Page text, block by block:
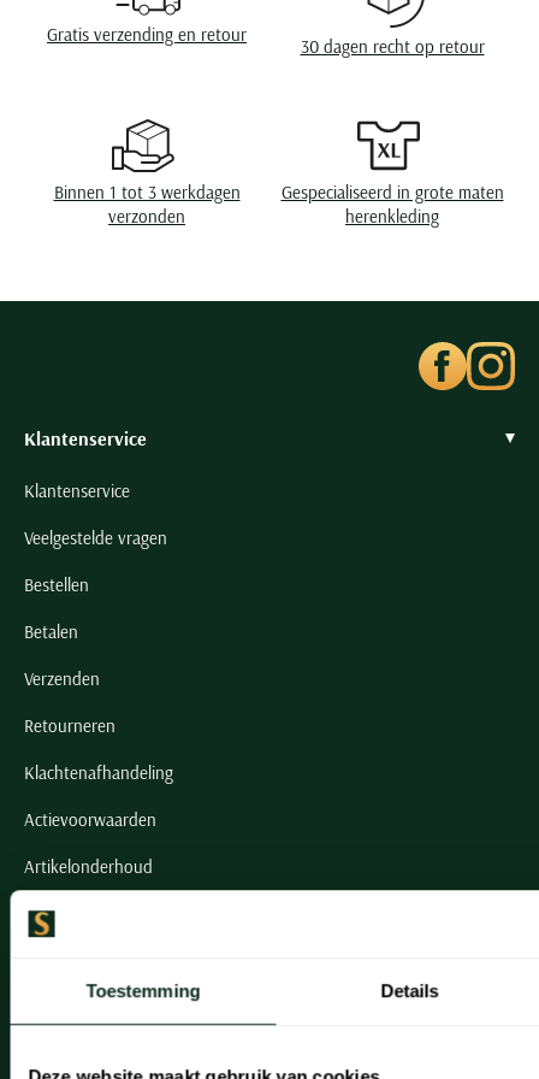
Toestemming Details
Seidensticker
Superdry
Tenson
Thomas Maine
William Lockie
Alle merken
Wasvoorschriften speciaal wasprogamma 30°C, niet in de droger,
strijken op lage temperatuur, niet chemisch
reinigen
Gratis verzending en retour
30 dagen recht op retour
Binnen 1 tot 3 werkdagen
verzonden
Gespecialiseerd in grote maten
herenkleding
Klantenservice
Klantenservice
Veelgestelde vragen
Bestellen
Betalen
Verzenden
Retourneren
Klachtenafhandeling
Actievoorwaarden
Artikelonderhoud
Onze winkels
Onze winkels
Heemstede